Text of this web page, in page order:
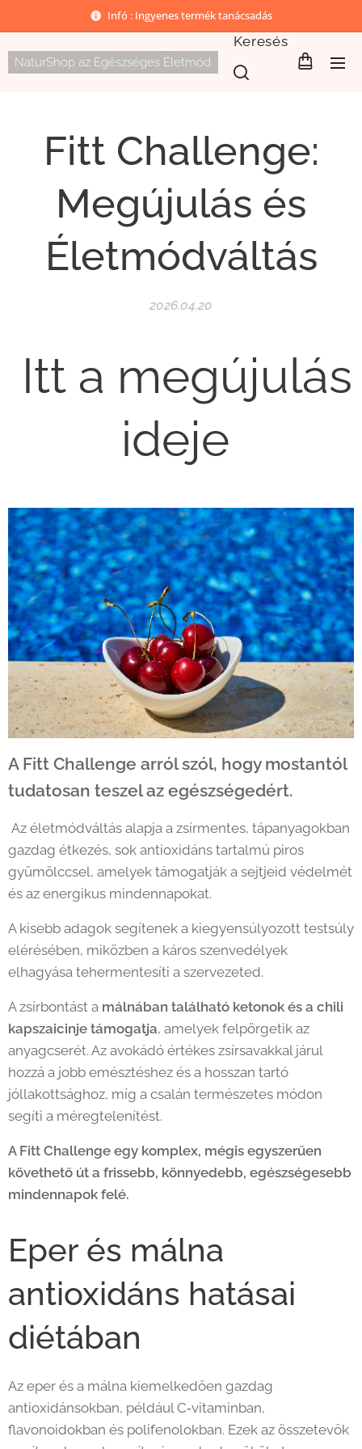
Infó : Ingyenes termék tanácsadás
NaturShop az Egészséges Életmód
Keresés
Fitt Challenge:
Megújulás és
Életmódváltás
2026.04.20
Itt a megújulás
ideje
A Fitt Challenge arról szól, hogy mostantól
tudatosan teszel az egészségedért.
Az életmódváltás alapja a zsírmentes, tápanyagokban
gazdag étkezés, sok antioxidáns tartalmú piros
gyümölccsel, amelyek támogatják a sejtjeid védelmét
és az energikus mindennapokat.
A kisebb adagok segítenek a kiegyensúlyozott testsúly
elérésében, miközben a káros szenvedélyek
elhagyása tehermentesíti a szervezeted.
A zsírbontást a málnában található ketonok és a chili
kapszaicinje támogatja, amelyek felpörgetik az
anyagcserét. Az avokádó értékes zsírsavakkal járul
hozzá a jobb emésztéshez és a hosszan tartó
jóllakottsághoz, míg a csalán természetes módon
segíti a méregtelenítést.
A Fitt Challenge egy komplex, mégis egyszerűen
követhető út a frissebb, könnyedebb, egészségesebb
mindennapok felé.
Eper és málna
antioxidáns hatásai
diétában
Az eper és a málna kiemelkedően gazdag
antioxidánsokban, például C‑vitaminban,
flavonoidokban és polifenolokban. Ezek az összetevők